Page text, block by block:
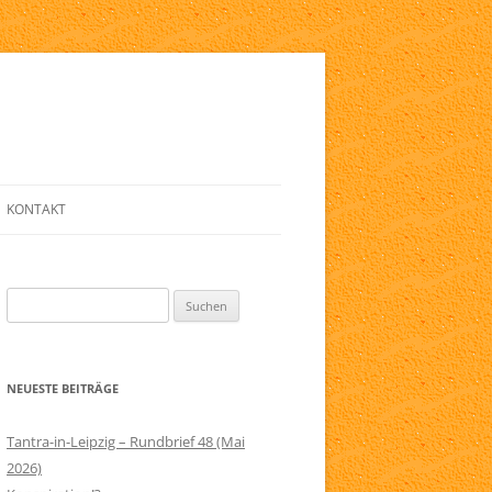
KONTAKT
SERVICE
IMPRESSUM
AGB
nach:
NEUESTE BEITRÄGE
Tantra-in-Leipzig – Rundbrief 48 (Mai
2026)